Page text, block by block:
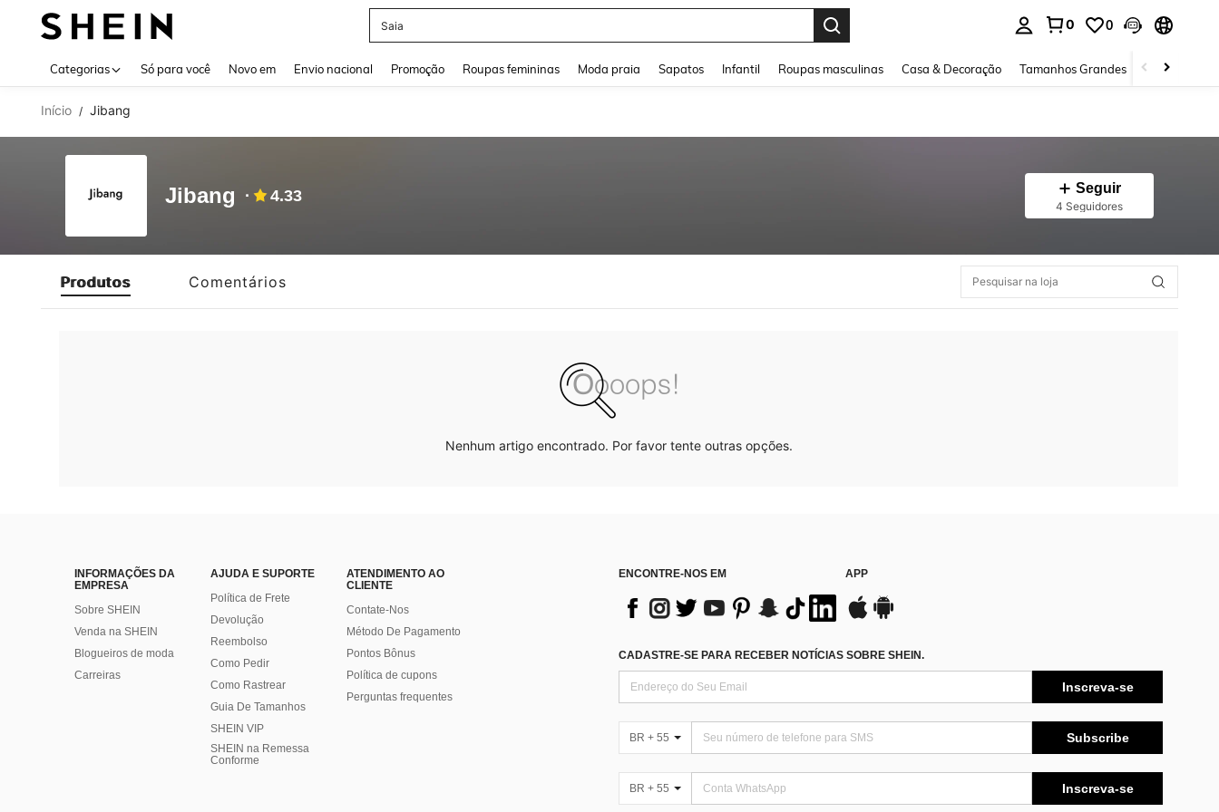
Saia
0 0
Categorias Só para você Novo em Envio nacional Promoção Roupas femininas Moda praia Sapatos Infantil Roupas masculinas Casa & Decoração Tamanhos Grandes Joias e
Início / Jibang
Jibang 4.33 Seguir
4 Seguidores
Produtos Comentários
Nenhum artigo encontrado. Por favor tente outras opções.
INFORMAÇÕES DA
EMPRESA
Sobre SHEIN
Venda na SHEIN
Blogueiros de moda
Carreiras
AJUDA E SUPORTE
Política de Frete
Devolução
Reembolso
Como Pedir
Como Rastrear
Guia De Tamanhos
SHEIN VIP
SHEIN na Remessa
Conforme
ATENDIMENTO AO
CLIENTE
Contate-Nos
Método De Pagamento
Pontos Bônus
Política de cupons
Perguntas frequentes
ENCONTRE-NOS EM APP
CADASTRE-SE PARA RECEBER NOTÍCIAS SOBRE SHEIN.
Inscreva-se
BR + 55 Subscribe
BR + 55 Inscreva-se